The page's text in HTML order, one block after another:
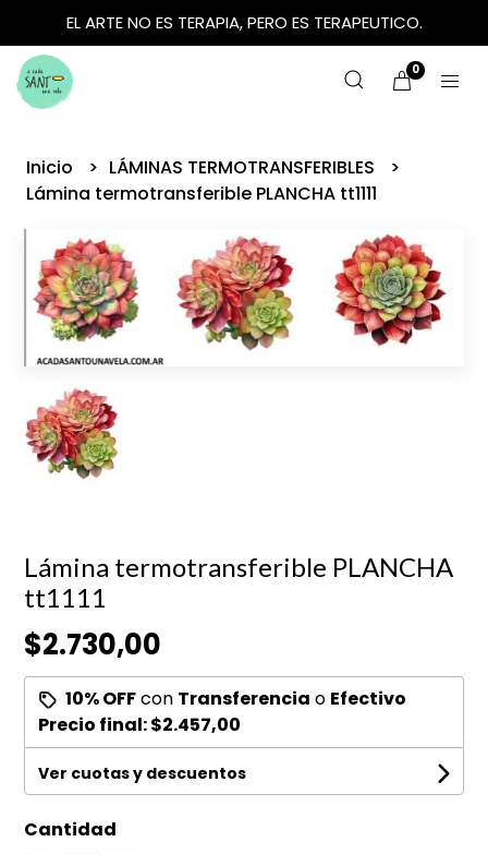
EL ARTE NO ES TERAPIA, PERO ES TERAPEUTICO.
0
Inicio
LÁMINAS TERMOTRANSFERIBLES
Lámina termotransferible PLANCHA tt1111
Lámina termotransferible PLANCHA
tt1111
$2.730,00
10% OFFcon Transferencia o Efectivo
Precio final:$2.457,00
Ver cuotas y descuentos
Cantidad